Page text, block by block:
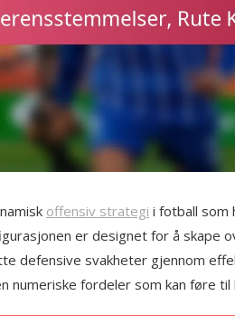
offensiv strategi i fotball som
er designet for å skape
defensive svakheter gjennom
numeriske fordeler som kan føre